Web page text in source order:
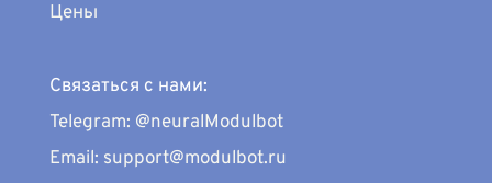
Цены
Связаться с нами:
Telegram: @neuralModulbot
Email: support@modulbot.ru